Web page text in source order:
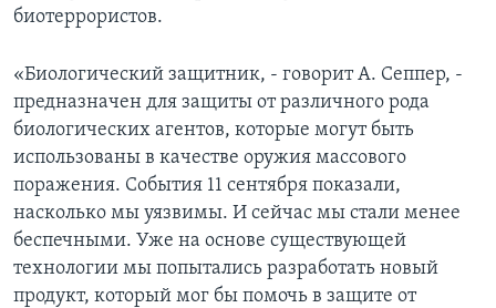
СОЦИАЛЬНЫЕ СЕТИ
биотеррористов.
«Биологический защитник, - говорит А. Сеппер, -
предназначен для защиты от различного рода
биологических агентов, которые могут быть
использованы в качестве оружия массового
поражения. События 11 сентября показали,
насколько мы уязвимы. И сейчас мы стали менее
беспечными. Уже на основе существующей
технологии мы попытались разработать новый
продукт, который мог бы помочь в защите от